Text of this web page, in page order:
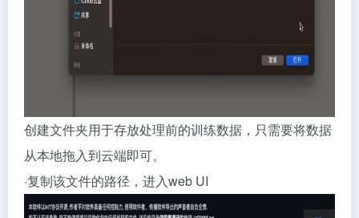
创建文件夹用于存放处理前的训练数据，只需要将数据
从本地拖入到云端即可。
·复制该文件的路径，进入web UI